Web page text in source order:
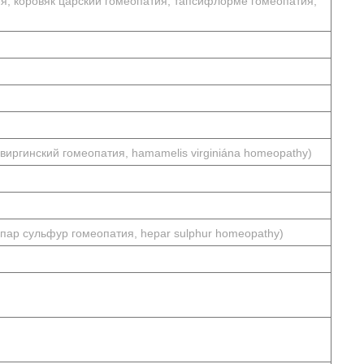
гомеопатия, hamamelis virginiána homeopathy)
сульфур гомеопатия, hepar sulphur homeopathy)